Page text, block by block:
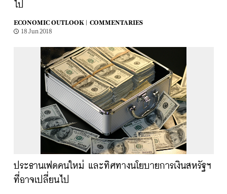
ไป
ECONOMIC OUTLOOK |
COMMENTARIES
18 Jun 2018
ประธานเฟดคนใหม่ และทิศทางนโยบายการเงินสหรัฐฯ
ที่อาจเปลี่ยนไป